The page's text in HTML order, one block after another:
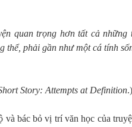
quan trọng hơn tất cả những
thể, phải gần như một cá tính
Story: Attempts at Definition.)
bác bỏ vị trí văn học của